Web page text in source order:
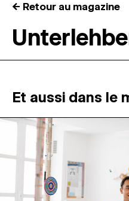
RÉSIDENCES ↓
ATELIERS OUVERTS
PROGRAMMATION
MAGAZINE
← Retour au magazine
Et aussi dans le